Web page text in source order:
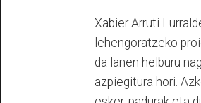
Xabier Arruti
lehengoratzeko
da lanen helburu
azpiegitura hori.